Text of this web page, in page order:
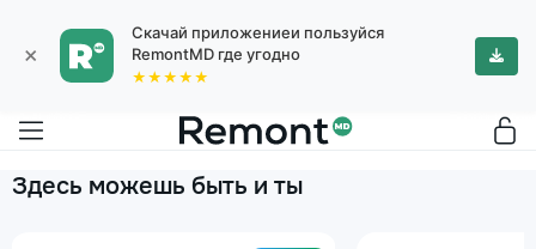
×
Скачай приложениеи пользуйся
RemontMD где угодно
★★★★★
Здесь можешь быть и ты